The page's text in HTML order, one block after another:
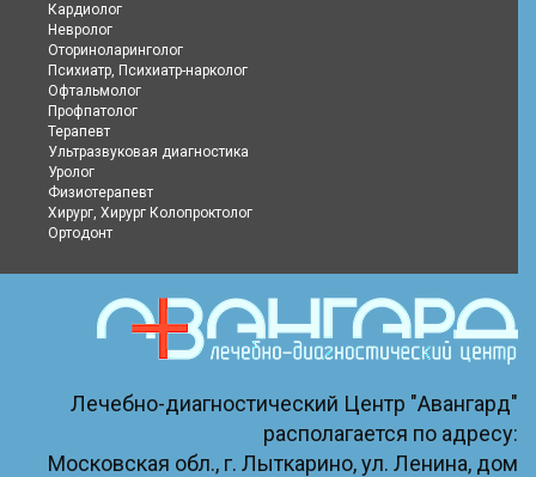
Кардиолог
Невролог
Оториноларинголог
Психиатр, Психиатр-нарколог
Офтальмолог
Профпатолог
Терапевт
Ультразвуковая диагностика
Уролог
Физиотерапевт
Хирург, Хирург Колопроктолог
Ортодонт
Лечебно-диагностический Центр "Авангард"
располагается по адресу:
Московская обл., г. Лыткарино, ул. Ленина, дом